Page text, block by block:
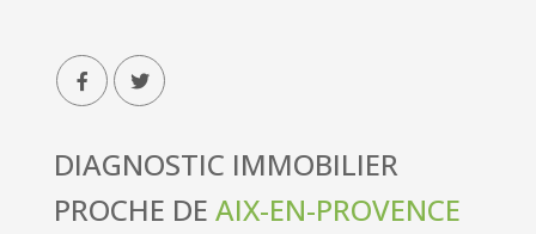
DIAGNOSTIC IMMOBILIER
PROCHE DE AIX-EN-PROVENCE